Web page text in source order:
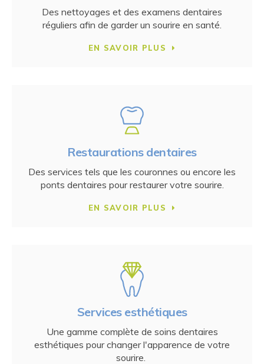
Des nettoyages et des examens dentaires
réguliers afin de garder un sourire en santé.
EN SAVOIR PLUS
Restaurations dentaires
Des services tels que les couronnes ou encore les
ponts dentaires pour restaurer votre sourire.
EN SAVOIR PLUS
Services esthétiques
Une gamme complète de soins dentaires
esthétiques pour changer l'apparence de votre
sourire.